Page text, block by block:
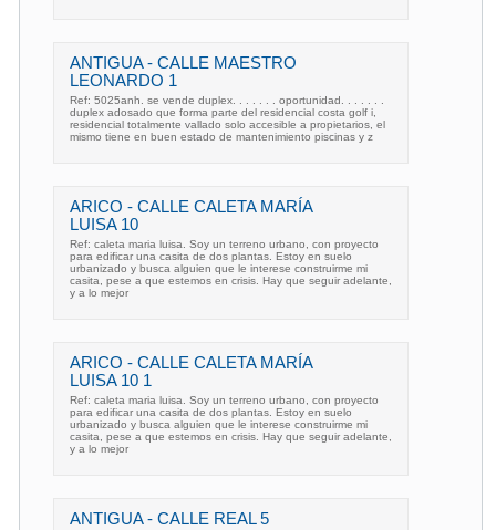
ANTIGUA - CALLE MAESTRO
LEONARDO 1
Ref: 5025anh. se vende duplex. . . . . . . oportunidad. . . . . . .
duplex adosado que forma parte del residencial costa golf i,
residencial totalmente vallado solo accesible a propietarios, el
mismo tiene en buen estado de mantenimiento piscinas y z
ARICO - CALLE CALETA MARÍA
LUISA 10
Ref: caleta maria luisa. Soy un terreno urbano, con proyecto
para edificar una casita de dos plantas. Estoy en suelo
urbanizado y busca alguien que le interese construirme mi
casita, pese a que estemos en crisis. Hay que seguir adelante,
y a lo mejor
ARICO - CALLE CALETA MARÍA
LUISA 10 1
Ref: caleta maria luisa. Soy un terreno urbano, con proyecto
para edificar una casita de dos plantas. Estoy en suelo
urbanizado y busca alguien que le interese construirme mi
casita, pese a que estemos en crisis. Hay que seguir adelante,
y a lo mejor
ANTIGUA - CALLE REAL 5